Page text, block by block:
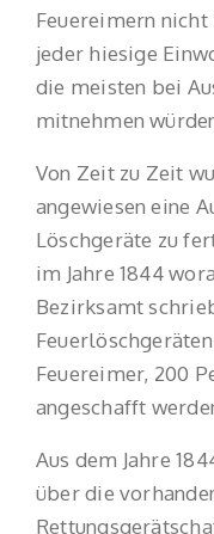
Feuereimern nicht
jeder hiesige
die meisten bei
mitnehmen
Von Zeit zu Zeit
angewiesen eine
Löschgeräte zu
im Jahre 1844
Bezirksamt
Feuereimer, 200
angeschafft
Aus dem Jahre
über die